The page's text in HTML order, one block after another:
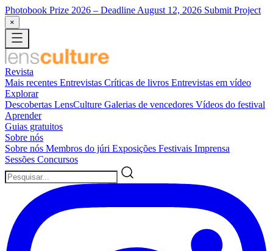
Photobook Prize 2026 – Deadline August 12, 2026 Submit Project
×
Revista
Mais recentes Entrevistas Críticas de livros Entrevistas em vídeo
Explorar
Descobertas LensCulture Galerias de vencedores Vídeos do festival
Aprender
Guias gratuitos
Sobre nós
Sobre nós Membros do júri Exposições Festivais Imprensa
Sessões Concursos